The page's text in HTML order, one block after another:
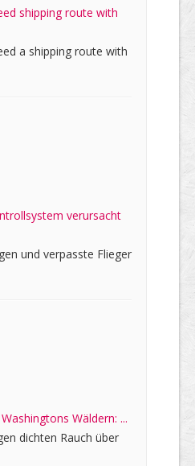
shipping route with
a shipping route with
verursacht
und verpasste Flieger
Wäldern: ...
dichten Rauch über